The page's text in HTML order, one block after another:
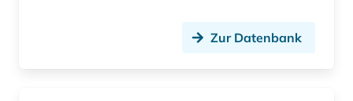
Zur Datenbank